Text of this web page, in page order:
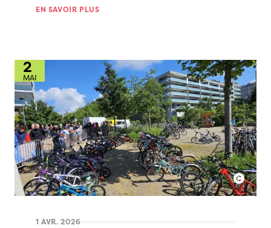
EN SAVOIR PLUS
2
MAI
1 AVR. 2026